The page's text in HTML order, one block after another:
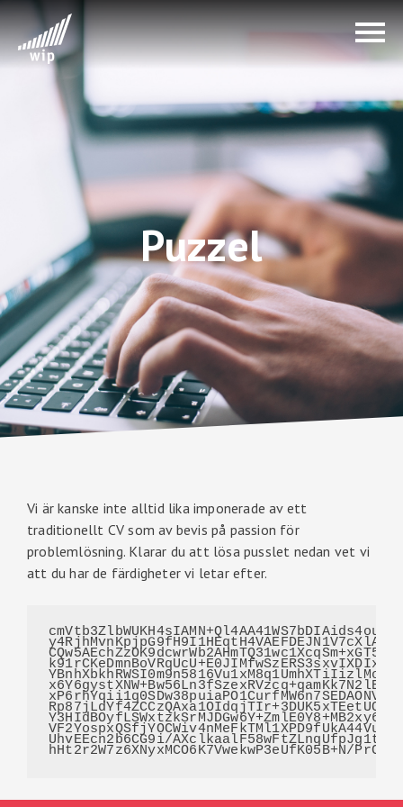
Puzzel
Vi är kanske inte alltid lika imponerade av ett
traditionellt CV som av bevis på passion för
problemlösning. Klarar du att lösa pusslet nedan vet vi
att du har de färdigheter vi letar efter.
UhvEEcn2b6CG9i/AXclkaalF58wFtZLnqUfpJg1t/
hHt2r2W7z6XNyxMCO6K7VwekwP3eUfK05B+N/